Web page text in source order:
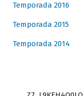
Temporada 2016
Temporada 2015
Temporada 2014